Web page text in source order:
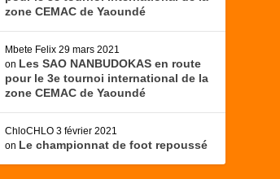
zone CEMAC de Yaoundé
Mbete Felix 29 mars 2021
on Les SAO NANBUDOKAS en route
pour le 3e tournoi international de la
zone CEMAC de Yaoundé
ChloCHLO 3 février 2021
on Le championnat de foot repoussé